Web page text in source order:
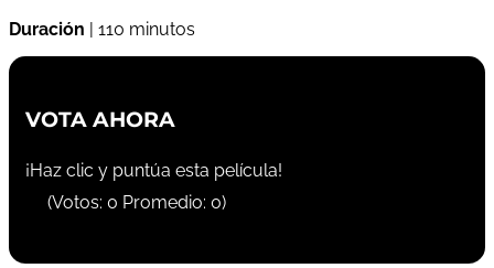
Duración | 110 minutos
VOTA AHORA
¡Haz clic y puntúa esta película!
(Votos: 0 Promedio: 0)